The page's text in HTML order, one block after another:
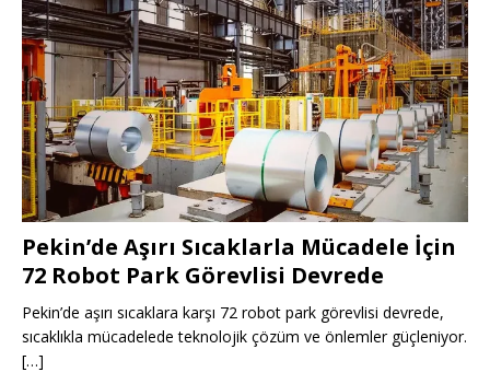
Pekin’de Aşırı Sıcaklarla Mücadele İçin
72 Robot Park Görevlisi Devrede
Pekin’de aşırı sıcaklara karşı 72 robot park görevlisi devrede,
sıcaklıkla mücadelede teknolojik çözüm ve önlemler güçleniyor.
[…]